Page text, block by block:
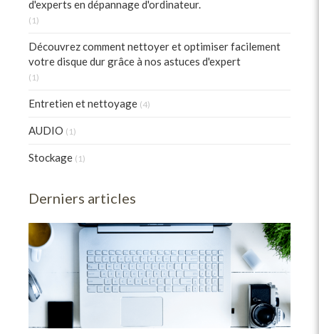
d'experts en dépannage d'ordinateur.
(1)
Découvrez comment nettoyer et optimiser facilement
votre disque dur grâce à nos astuces d'expert
(1)
Entretien et nettoyage (4)
AUDIO (1)
Stockage (1)
Derniers articles